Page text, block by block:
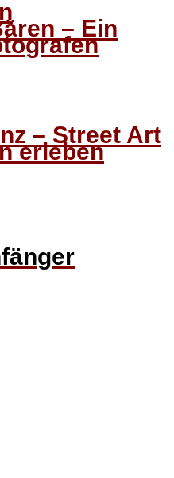
– Ein
– Street Art
erleben